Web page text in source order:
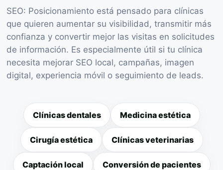
SEO: Posicionamiento está pensado para clínicas
que quieren aumentar su visibilidad, transmitir más
confianza y convertir mejor las visitas en solicitudes
de información. Es especialmente útil si tu clínica
necesita mejorar SEO local, campañas, imagen
digital, experiencia móvil o seguimiento de leads.
Clínicas dentales Medicina estética
Cirugía estética Clínicas veterinarias
Captación local Conversión de pacientes